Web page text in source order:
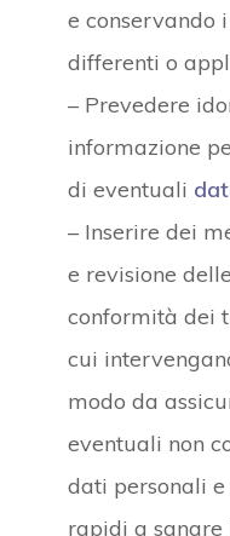
e conservando
differenti o
– Prevedere
informazione
di eventuali
– Inserire dei
e revisione
conformità dei
cui
modo da
eventuali non
dati personali
rapidi a sanare